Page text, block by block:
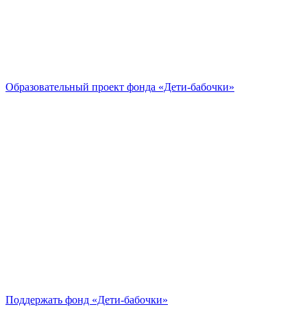
Образовательный проект фонда «Дети-бабочки»
Поддержать фонд «Дети-бабочки»